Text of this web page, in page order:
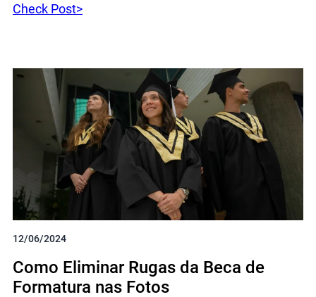
Check Post>
12/06/2024
Como Eliminar Rugas da Beca de
Formatura nas Fotos